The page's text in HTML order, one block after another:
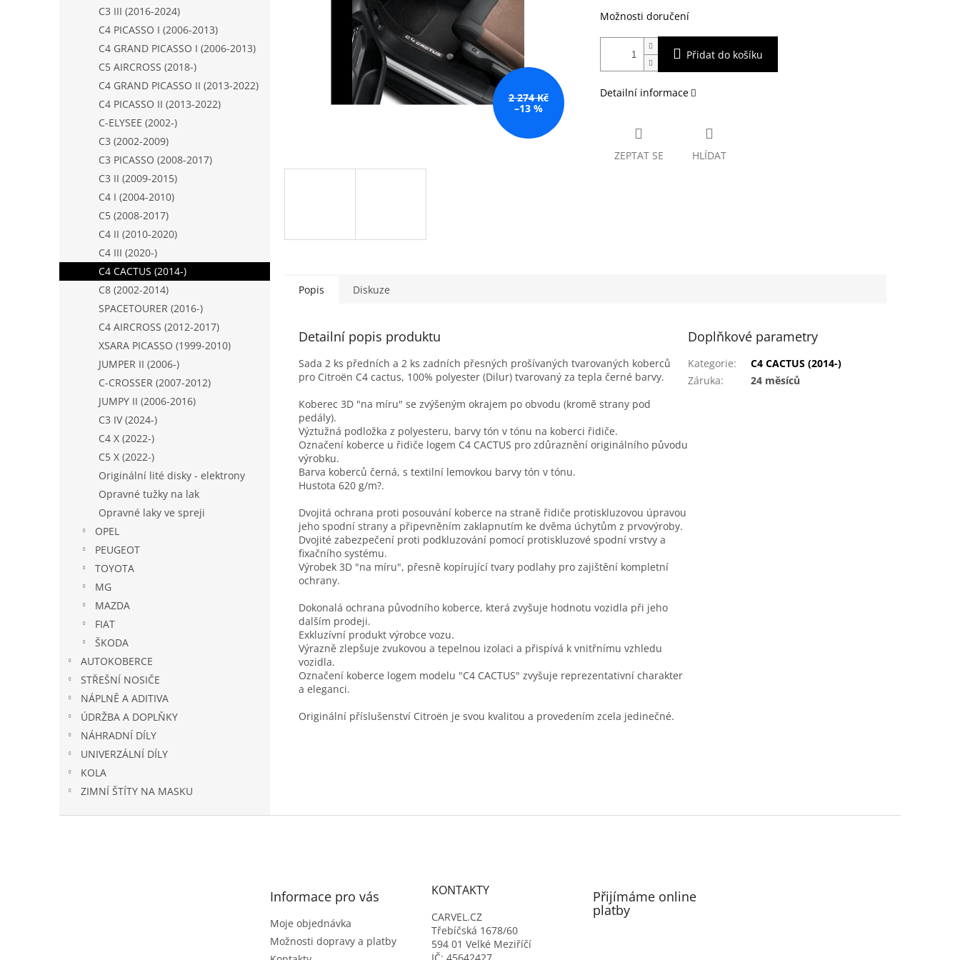
C3 III (2016-2024)
C4 PICASSO I (2006-2013)
C4 GRAND PICASSO I (2006-2013)
C5 AIRCROSS (2018-)
C4 GRAND PICASSO II (2013-2022)
C4 PICASSO II (2013-2022)
C-ELYSEE (2002-)
C3 (2002-2009)
C3 PICASSO (2008-2017)
C3 II (2009-2015)
C4 I (2004-2010)
C5 (2008-2017)
C4 II (2010-2020)
C4 III (2020-)
C4 CACTUS (2014-)
C8 (2002-2014)
SPACETOURER (2016-)
C4 AIRCROSS (2012-2017)
XSARA PICASSO (1999-2010)
JUMPER II (2006-)
C-CROSSER (2007-2012)
JUMPY II (2006-2016)
C3 IV (2024-)
C4 X (2022-)
C5 X (2022-)
Originální lité disky - elektrony
Opravné tužky na lak
Opravné laky ve spreji
OPEL
PEUGEOT
TOYOTA
MG
MAZDA
FIAT
ŠKODA
AUTOKOBERCE
STŘEŠNÍ NOSIČE
NÁPLNĚ A ADITIVA
ÚDRŽBA A DOPLŇKY
NÁHRADNÍ DÍLY
UNIVERZÁLNÍ DÍLY
KOLA
ZIMNÍ ŠTÍTY NA MASKU
2 274 Kč
–13 %
Možnosti doručení
Přidat do košíku
Detailní informace
ZEPTAT SE HLÍDAT
Popis Diskuze
Detailní popis produktu
Sada 2 ks předních a 2 ks zadních přesných prošívaných tvarovaných koberců
pro Citroën C4 cactus, 100% polyester (Dilur) tvarovaný za tepla černé barvy.
Koberec 3D "na míru" se zvýšeným okrajem po obvodu (kromě strany pod
pedály).
Výztužná podložka z polyesteru, barvy tón v tónu na koberci řidiče.
Označení koberce u řidiče logem C4 CACTUS pro zdůraznění originálního původu
výrobku.
Barva koberců černá, s textilní lemovkou barvy tón v tónu.
Hustota 620 g/m?.
Dvojitá ochrana proti posouvání koberce na straně řidiče protiskluzovou úpravou
jeho spodní strany a připevněním zaklapnutím ke dvěma úchytům z prvovýroby.
Dvojité zabezpečení proti podkluzování pomocí protiskluzové spodní vrstvy a
fixačního systému.
Výrobek 3D "na míru", přesně kopírující tvary podlahy pro zajištění kompletní
ochrany.
Dokonalá ochrana původního koberce, která zvyšuje hodnotu vozidla při jeho
dalším prodeji.
Exkluzívní produkt výrobce vozu.
Výrazně zlepšuje zvukovou a tepelnou izolaci a přispívá k vnitřnímu vzhledu
vozidla.
Označení koberce logem modelu "C4 CACTUS" zvyšuje reprezentativní charakter
a eleganci.
Originální příslušenství Citroën je svou kvalitou a provedením zcela jedinečné.
Doplňkové parametry
Kategorie:
C4 CACTUS (2014-)
Záruka: 24 měsíců
Informace pro vás
Moje objednávka
Možnosti dopravy a platby
KONTAKTY
CARVEL.CZ
Třebíčská 1678/60
594 01 Velké Meziříčí
Přijímáme online
platby